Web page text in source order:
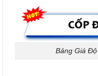
Bảng Giá